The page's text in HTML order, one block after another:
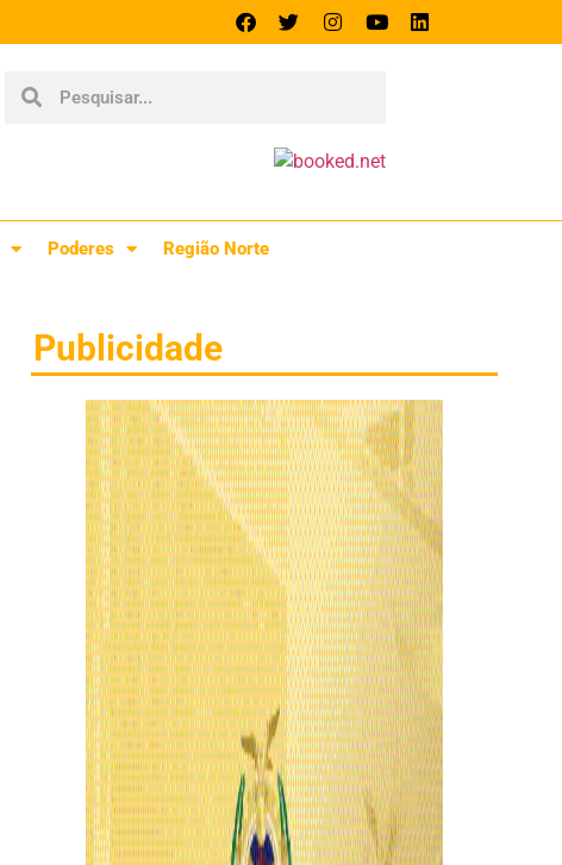
Poderes Região Norte
Publicidade